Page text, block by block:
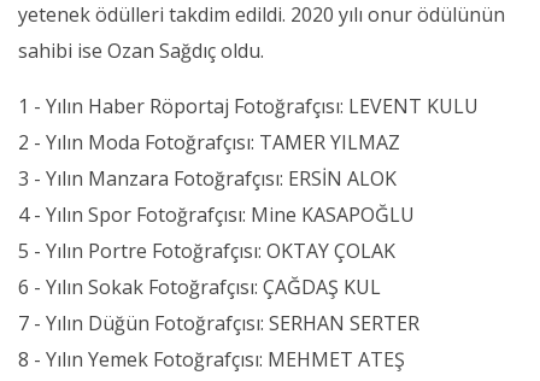
yetenek ödülleri takdim edildi. 2020 yılı onur ödülünün
sahibi ise Ozan Sağdıç oldu.
1 - Yılın Haber Röportaj Fotoğrafçısı: LEVENT KULU
2 - Yılın Moda Fotoğrafçısı: TAMER YILMAZ
3 - Yılın Manzara Fotoğrafçısı: ERSİN ALOK
4 - Yılın Spor Fotoğrafçısı: Mine KASAPOĞLU
5 - Yılın Portre Fotoğrafçısı: OKTAY ÇOLAK
6 - Yılın Sokak Fotoğrafçısı: ÇAĞDAŞ KUL
7 - Yılın Düğün Fotoğrafçısı: SERHAN SERTER
8 - Yılın Yemek Fotoğrafçısı: MEHMET ATEŞ